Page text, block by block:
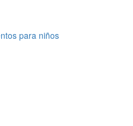
para niños